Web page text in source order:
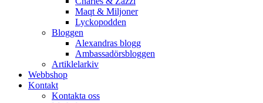
Maqt & Miljoner
Lyckopodden
Bloggen
Alexandras blogg
Ambassadörsbloggen
Artiklelarkiv
Webbshop
Kontakt
Kontakta oss